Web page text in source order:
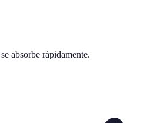
absorbe rápidamente.